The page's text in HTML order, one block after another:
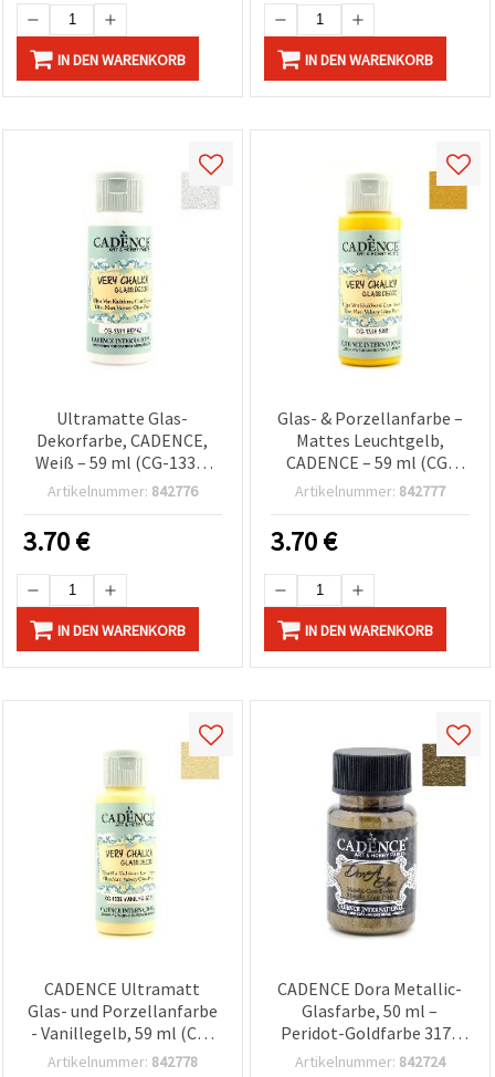
IN DEN WARENKORB IN DEN WARENKORB
Ultramatte Glas-
Dekorfarbe, CADENCE,
Weiß – 59 ml (CG-1331)
für Glas, Porzellan &
Bastelprojekte
Artikelnummer: 842776
3.70€
IN DEN WARENKORB
Glas- & Porzellanfarbe –
Mattes Leuchtgelb,
CADENCE – 59 ml (CG-
1338), nach dem Trocknen
Bastelfarbe für
Glaswaren &
Porzellanoberflächen
Artikelnummer: 842777
3.70€
IN DEN WARENKORB
CADENCE Ultramatt
Glas- und Porzellanfarbe
- Vanillegelb, 59 ml (CG-
1336) | Dekorative
Artikelnummer: 842778
CADENCE Dora Metallic-
Glasfarbe, 50 ml –
Peridot-Goldfarbe 3171
(kein echtes Gold),
Artikelnummer: 842724